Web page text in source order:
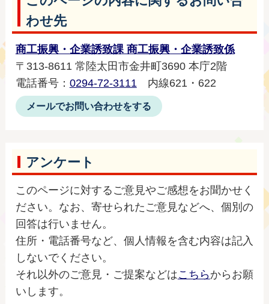
わせ先
商工振興・企業誘致課 商工振興・企業誘致係
〒313-8611 常陸太田市金井町3690 本庁2階
電話番号： 0294-72-3111 内線621・622
メールでお問い合わせをする
アンケート
このページに対するご意見やご感想をお聞かせく
ださい。なお、寄せられたご意見などへ、個別の
回答は行いません。
住所・電話番号など、個人情報を含む内容は記入
しないでください。
それ以外のご意見・ご提案などはこちらからお願
いします。